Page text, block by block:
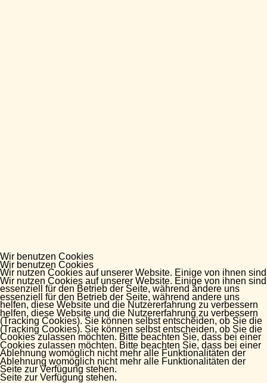
Wir benutzen Cookies
Wir nutzen Cookies auf unserer Website. Einige von ihnen sind
essenziell für den Betrieb der Seite, während andere uns
helfen, diese Website und die Nutzererfahrung zu verbessern
(Tracking Cookies). Sie können selbst entscheiden, ob Sie die
Cookies zulassen möchten. Bitte beachten Sie, dass bei einer
Ablehnung womöglich nicht mehr alle Funktionalitäten der
Seite zur Verfügung stehen.
Wir benutzen Cookies
Wir nutzen Cookies auf unserer Website. Einige von ihnen sind
essenziell für den Betrieb der Seite, während andere uns
helfen, diese Website und die Nutzererfahrung zu verbessern
(Tracking Cookies). Sie können selbst entscheiden, ob Sie die
Cookies zulassen möchten. Bitte beachten Sie, dass bei einer
Ablehnung womöglich nicht mehr alle Funktionalitäten der
Seite zur Verfügung stehen.